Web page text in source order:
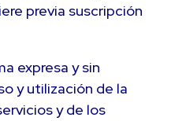
previa suscripción
expresa y sin
y utilización de la
y de los